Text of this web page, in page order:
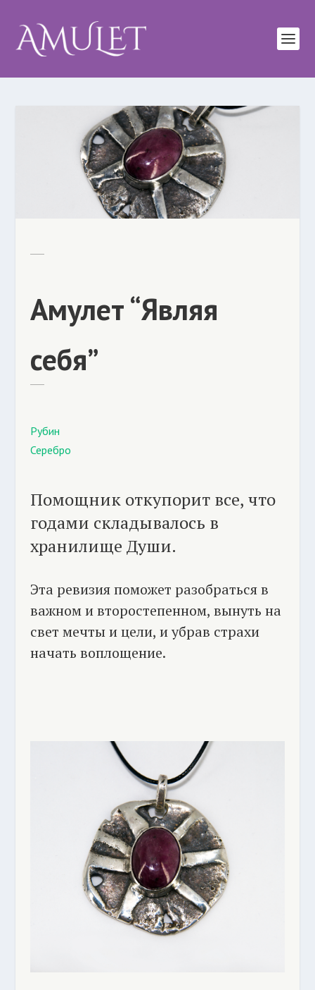
Амулет “Являя
себя”
Рубин
Серебро
Помощник откупорит все, что
годами складывалось в
хранилище Души.
Эта ревизия поможет разобраться в
важном и второстепенном, вынуть на
свет мечты и цели, и убрав страхи
начать воплощение.